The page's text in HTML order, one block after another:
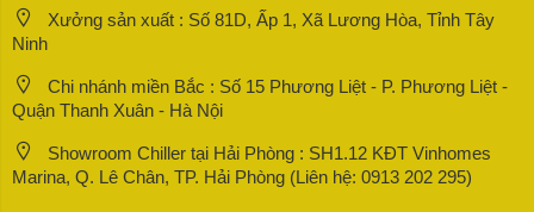
Xưởng sản xuất : Số 81D, Ấp 1, Xã Lương Hòa, Tỉnh Tây
Ninh
Chi nhánh miền Bắc : Số 15 Phương Liệt - P. Phương Liệt -
Quận Thanh Xuân - Hà Nội
Showroom Chiller tại Hải Phòng : SH1.12 KĐT Vinhomes
Marina, Q. Lê Chân, TP. Hải Phòng (Liên hệ: 0913 202 295)